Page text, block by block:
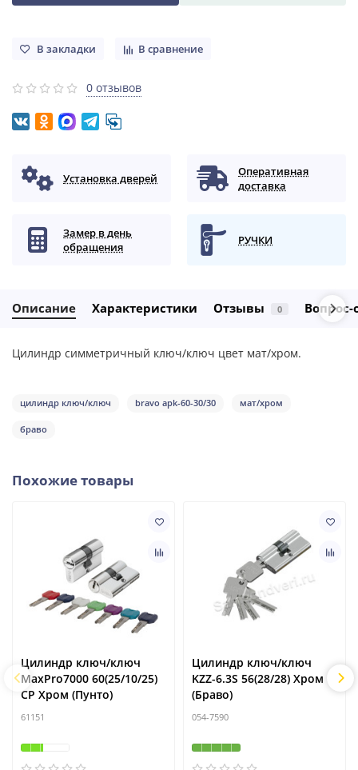
В закладки В сравнение
0 отзывов
Установка дверей
Оперативная
доставка
Замер в день
обращения
РУЧКИ
Описание Характеристики Отзывы 0 Вопрос-
Цилиндр симметричный ключ/ключ цвет мат/хром.
цилиндр ключ/ключ bravo aрk-60-30/30 мат/хром
браво
Похожие товары
Цилиндр ключ/ключ
MaxPro7000 60(25/10/25)
CP Хром (Пунто)
61151
Цилиндр ключ/ключ
KZZ-6.3S 56(28/28) Хром
(Браво)
054-7590